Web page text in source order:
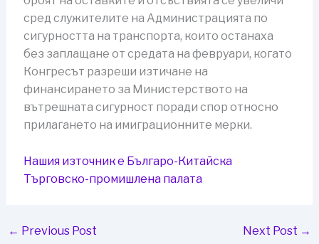
сред служителите на Администрацията по
сигурността на транспорта, които останаха
без заплащане от средата на февруари, когато
Конгресът разреши изтичане на
финансирането за Министерството на
вътрешната сигурност поради спор относно
прилагането на имиграционните мерки.
Нашия източник е Българо-Китайска
Търговско-промишлена палaта
← Previous Post Next Post →